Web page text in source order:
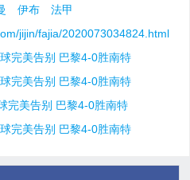
伊布
法甲
jijin/fajia/2020073034824.html
完美告别 巴黎4-0胜南特
完美告别 巴黎4-0胜南特
完美告别 巴黎4-0胜南特
完美告别 巴黎4-0胜南特